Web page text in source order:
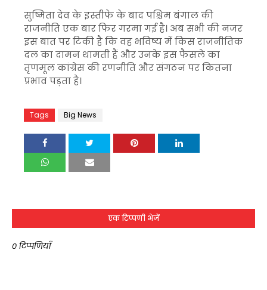
सुष्मिता देव के इस्तीफे के बाद पश्चिम बंगाल की
राजनीति एक बार फिर गरमा गई है। अब सभी की नजर
इस बात पर टिकी है कि वह भविष्य में किस राजनीतिक
दल का दामन थामती हैं और उनके इस फैसले का
तृणमूल कांग्रेस की रणनीति और संगठन पर कितना
प्रभाव पड़ता है।
Tags Big News
एक टिप्पणी भेजें
0 टिप्पणियाँ